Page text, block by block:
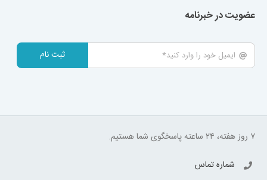
عضویت در خبرنامه
ثبت نام
۷ روز هفته، ۲۴ ساعته پاسخگوی شما هستیم.
شماره تماس